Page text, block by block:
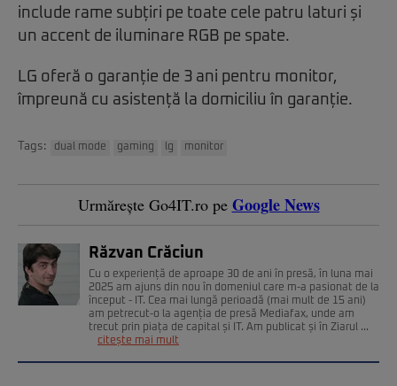
include rame subțiri pe toate cele patru laturi și
un accent de iluminare RGB pe spate.
LG oferă o garanție de 3 ani pentru monitor,
împreună cu asistență la domiciliu în garanție.
Tags: dual mode gaming lg monitor
Urmărește Go4IT.ro pe Google News
Răzvan Crăciun
Cu o experiență de aproape 30 de ani în presă, în luna mai
2025 am ajuns din nou în domeniul care m-a pasionat de la
început - IT. Cea mai lungă perioadă (mai mult de 15 ani)
am petrecut-o la agenția de presă Mediafax, unde am
trecut prin piața de capital și IT. Am publicat și în Ziarul ...
citește mai mult